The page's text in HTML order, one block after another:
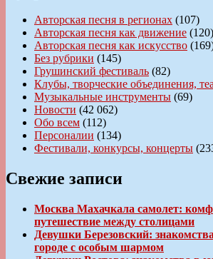
Авторская песня в регионах (107)
Авторская песня как движение (120)
Авторская песня как искусство
Без рубрики (145)
Грушинский фестиваль (82)
Клубы, творческие объединения,
Музыкальные инструменты (69)
Новости (42 062)
Обо всем (112)
Персоналии (134)
Фестивали, конкурсы, концерты
Свежие записи
Москва Махачкала самолет:
путешествие между столицами
Девушки Березовский:
городе с особым шармом